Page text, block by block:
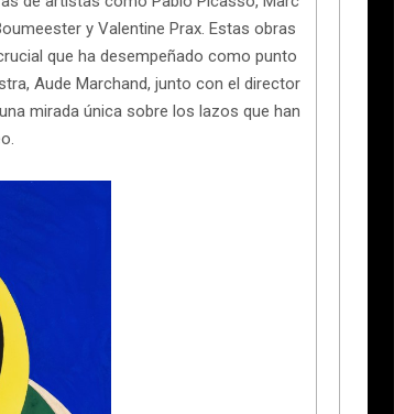
y Valentine Prax. Estas obras
que ha desempeñado como punto
Aude Marchand, junto con el director
mirada única sobre los lazos que han